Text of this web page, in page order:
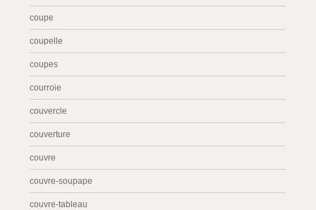
coupe
coupelle
coupes
courroie
couvercle
couverture
couvre
couvre-soupape
couvre-tableau